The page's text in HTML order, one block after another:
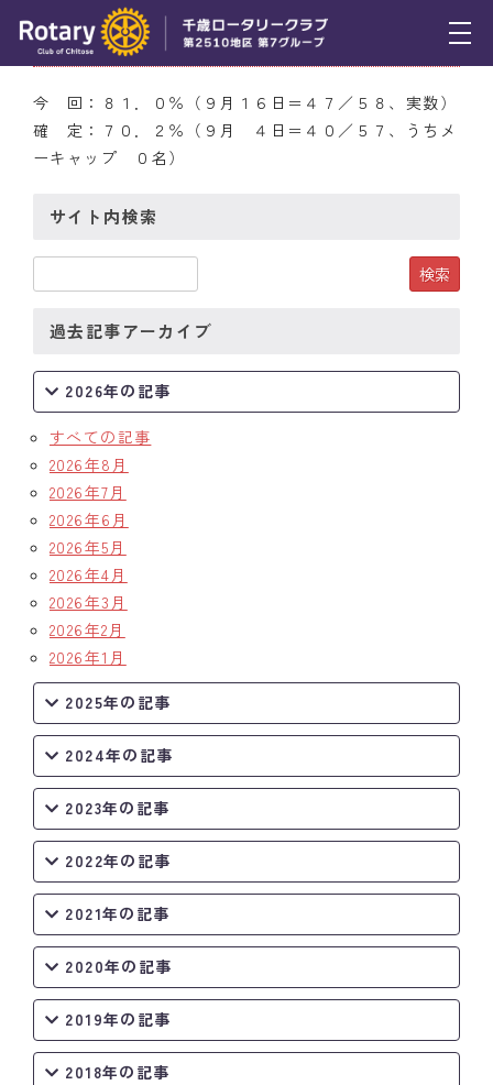
トピックス
例会報告
スケジュール
年間プログラム
木曜会
組織図
クラブのあゆみ
クラブの歴史
歴代会長・幹事
記念誌
案内
例会場・事務局の案内
リンク集
情報公開
入会のご案内
9月16日（木） 出席率
今 回：８１．０％（９月１６日＝４７／５８、実数）
確 定：７０．２％（９月 ４日＝４０／５７、うちメ
ーキャップ ０名）
サイト内検索
過去記事アーカイブ
2026年の記事
すべての記事
2026年8月
2026年7月
2026年6月
2026年5月
2026年4月
2026年3月
2026年2月
2026年1月
2025年の記事
2024年の記事
2023年の記事
2022年の記事
2021年の記事
2020年の記事
2019年の記事
2018年の記事